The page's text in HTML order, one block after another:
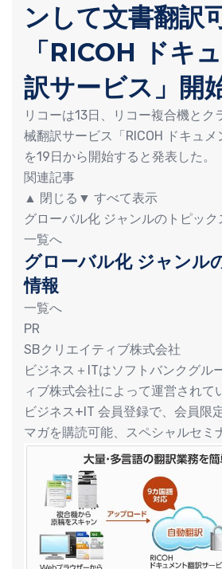
ンして文書翻訳
「RICOH ドキ
訳サービス」開
リコーは13日、リコー複合機とク
械翻訳サービス「RICOH ドキュメ
を19日から開始すると発表した。
関連記事
▲ 閉じる▼ すべて表示
グローバル化 ジャンルのトピック
一覧へ
グローバル化 ジャンル
情報
一覧へ
PR
SBクリエイティブ株式会社
ビジネス＋ITはソフトバンクグル
ィブ株式会社によって運営されて
ビジネス+IT 会員登録で、会員限
マガを購読可能、スペシャルセミ